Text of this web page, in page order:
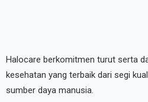
Halocare berkomitmen turut serta
kesehatan yang terbaik dari segi
sumber daya manusia.